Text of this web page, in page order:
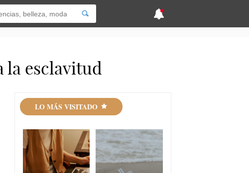
la esclavitud
LO MÁS VISITADO